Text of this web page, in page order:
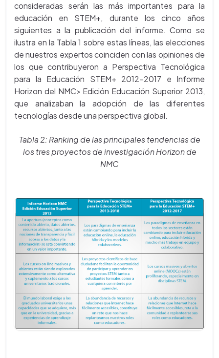
consideradas serán las más importantes para la
educación en STEM+, durante los cinco años
siguientes a la publicación del informe. Como se
ilustra en la Tabla 1 sobre estas líneas, las elecciones
de nuestros expertos coinciden con las opiniones de
los que contribuyeron a Perspectiva Tecnológica
para la Educación STEM+ 2012-2017 e Informe
Horizon del NMC> Edición Educación Superior 2013,
que analizaban la adopción de las diferentes
tecnologías desde una perspectiva global.
Tabla 2: Ranking de las principales tendencias de
los tres proyectos de investigación Horizon de
NMC